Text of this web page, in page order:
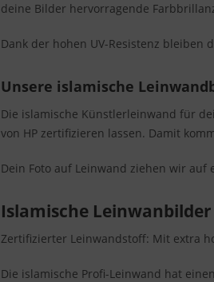
deine Bilder hervorragende
Dank der hohen UV-Resistenz bleiben
Unsere islamische
Die islamische Künstlerleinwand für
von HP zertifizieren lassen. Damit
Dein Foto auf Leinwand ziehen wir auf
Islamische
Zertifizierter Leinwandstoff: Mit extra
Die islamische Profi-Leinwand hat